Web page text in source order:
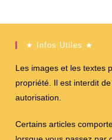
★ Infos Utiles ★
Les images et les textes
propriété. Il est interdit
autorisation.
Certains articles